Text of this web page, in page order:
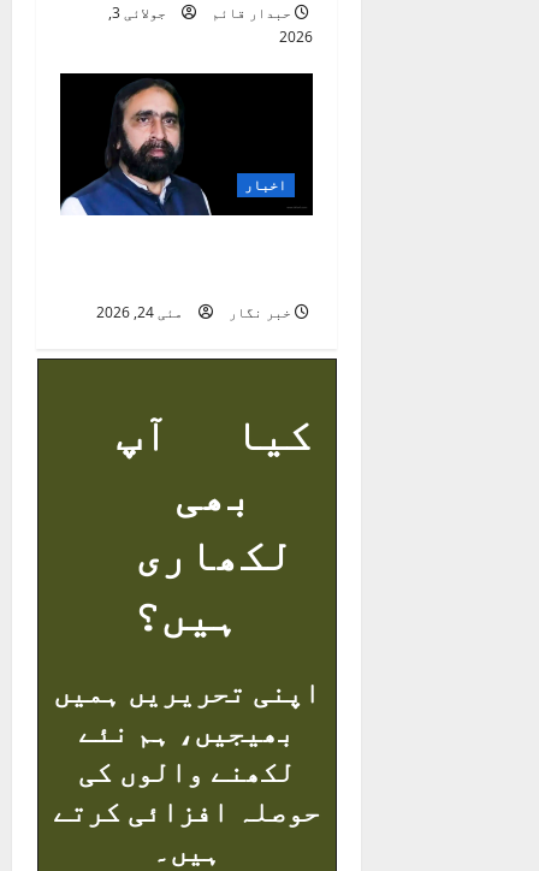
حبدار قائم
جولائی 3,
2026
اخبار
خبر نگار مئی 24, 2026
کیا آپ
بھی
لکھاری
ہیں؟
اپنی تحریریں ہمیں
بھیجیں، ہم نئے
لکھنے والوں کی
حوصلہ افزائی کرتے
ہیں۔